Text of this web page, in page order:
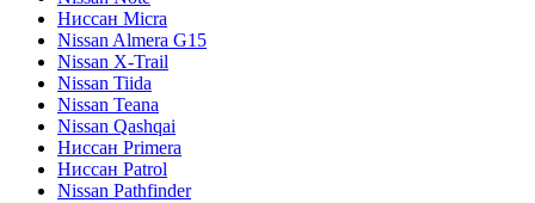
Ниссан Micra
Nissan Almera G15
Nissan X-Trail
Nissan Tiida
Nissan Teana
Nissan Qashqai
Ниссан Primera
Ниссан Patrol
Nissan Pathfinder